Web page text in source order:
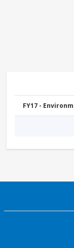
FY17 -